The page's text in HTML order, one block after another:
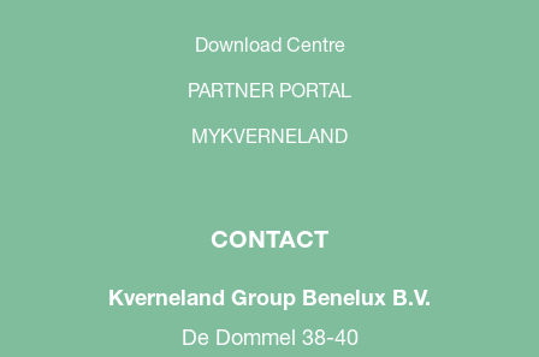
Download Centre
PARTNER PORTAL
MYKVERNELAND
CONTACT
Kverneland Group Benelux B.V.
De Dommel 38-40